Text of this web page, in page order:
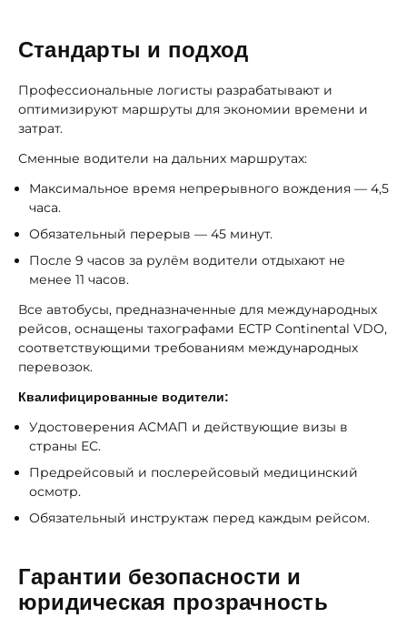
Стандарты и подход
Профессиональные логисты разрабатывают и
оптимизируют маршруты для экономии времени и
затрат.
Сменные водители на дальних маршрутах:
Максимальное время непрерывного вождения — 4,5
часа.
Обязательный перерыв — 45 минут.
После 9 часов за рулём водители отдыхают не
менее 11 часов.
Все автобусы, предназначенные для международных
рейсов, оснащены тахографами ЕСТР Continental VDO,
соответствующими требованиям международных
перевозок.
Квалифицированные водители:
Удостоверения АСМАП и действующие визы в
страны ЕС.
Предрейсовый и послерейсовый медицинский
осмотр.
Обязательный инструктаж перед каждым рейсом.
Гарантии безопасности и
юридическая прозрачность